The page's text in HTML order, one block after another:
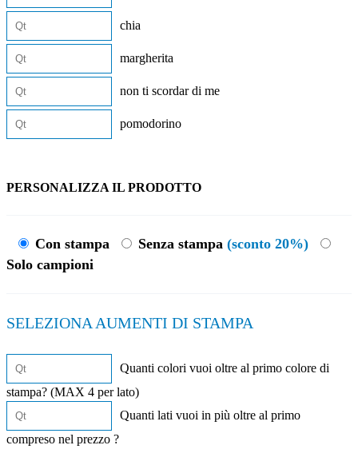
chia
margherita
non ti scordar di me
pomodorino
PERSONALIZZA IL PRODOTTO
Con stampa Senza stampa (sconto 20%)
Solo campioni
SELEZIONA AUMENTI DI STAMPA
Quanti colori vuoi oltre al primo colore di
stampa? (MAX 4 per lato)
Quanti lati vuoi in più oltre al primo
compreso nel prezzo ?